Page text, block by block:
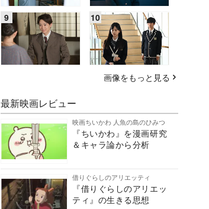
画像をもっと見る
最新映画レビュー
映画ちいかわ 人魚の島のひみつ
『ちいかわ』を漫画研究
＆キャラ論から分析
借りぐらしのアリエッティ
『借りぐらしのアリエッ
ティ』の生きる思想